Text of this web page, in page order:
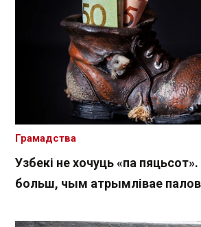
Узбекі не хочуць «па
больш, чым атрымлівае
Грамадства